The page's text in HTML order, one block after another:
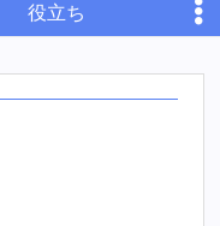
役立ち